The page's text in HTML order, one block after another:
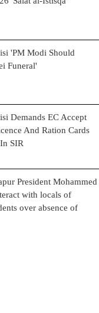
'PM Modi Should
Funeral'
Demands EC Accept
And Ration Cards
SIR
President Mohammed
with locals of
over absence of